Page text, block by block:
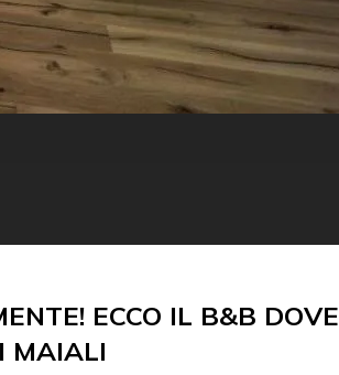
ECCO IL B&B DOVE
MAIALI